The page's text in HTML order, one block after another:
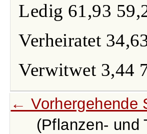
Ledig 61,93
Verheiratet
Verwitwet 3,44
← Vorhergehende
(Pflanzen- und